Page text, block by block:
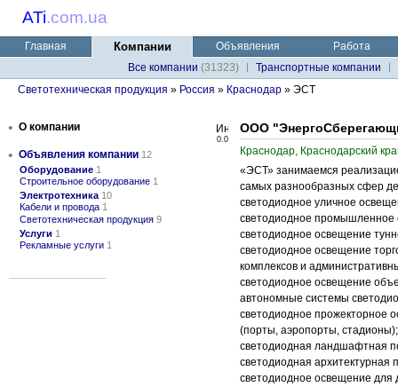
ATi.com.ua
Главная Компании Объявления
Работа
Все компании (31323)
Транспортные компании
Светотехническая продукция » Россия » Краснодар » ЭСТ
• О компании
• Объявления компании 12
Оборудование 1
Строительное оборудование 1
Электротехника 10
Кабели и провода 1
Светотехническая продукция 9
Услуги 1
Рекламные услуги 1
0.0
ООО
Краснодар, Краснодарский
«ЭСТ» занимаемся
самых разнообразных сфер
светодиодное уличное
светодиодное промышленное
светодиодное освещение
светодиодное освещение
комплексов и
светодиодное освещение
автономные системы
светодиодное прожекторное
(порты, аэропорты, стадионы);
светодиодная ландшафтная
светодиодная архитектурная
светодиодное освещение для